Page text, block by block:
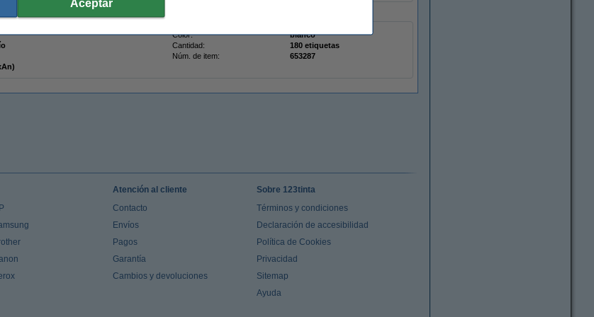
Color:
blanco
Cantidad:
180 etiquetas
Núm. de item:
653287
Atención al cliente
Contacto
Envíos
Pagos
Garantía
Cambios y devoluciones
Sobre 123tinta
Términos y condiciones
Declaración de accesibilidad
Política de Cookies
Privacidad
Sitemap
Ayuda
Aceptar